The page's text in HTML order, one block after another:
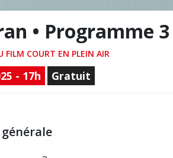
• Programme 3
FILM COURT EN PLEIN AIR
- 17h Gratuit